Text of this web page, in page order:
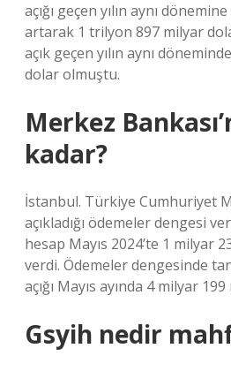
açığı geçen yılın aynı
artarak 1 trilyon 897 milyar
açık geçen yılın aynı
dolar olmuştu.
Merkez
kadar?
İstanbul. Türkiye Cumhuriyet
açıkladığı ödemeler dengesi
hesap Mayıs 2024’te 1 milyar
verdi. Ödemeler dengesinde
açığı Mayıs ayında 4 milyar
Gsyih nedir